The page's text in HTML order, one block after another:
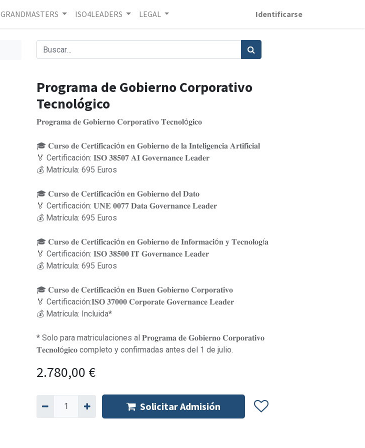
GRANDMASTERS ISO4LEADERS LEGAL Identificarse
Programa de Gobierno Corporativo
Tecnológico
𝐏𝐫𝐨𝐠𝐫𝐚𝐦𝐚 𝐝𝐞 𝐆𝐨𝐛𝐢𝐞𝐫𝐧𝐨 𝐂𝐨𝐫𝐩𝐨𝐫𝐚𝐭𝐢𝐯𝐨 𝐓𝐞𝐜𝐧𝐨𝐥ó𝐠𝐢𝐜𝐨
🎓 𝐂𝐮𝐫𝐬𝐨 𝐝𝐞 𝐂𝐞𝐫𝐭𝐢𝐟𝐢𝐜𝐚𝐜𝐢ó𝐧 𝐞𝐧 𝐆𝐨𝐛𝐢𝐞𝐫𝐧𝐨 𝐝𝐞 𝐥𝐚 𝐈𝐧𝐭𝐞𝐥𝐢𝐠𝐞𝐧𝐜𝐢𝐚 𝐀𝐫𝐭𝐢𝐟𝐢𝐜𝐢𝐚𝐥
🏅 Certificación: 𝐈𝐒𝐎 𝟑𝟖𝟓𝟎𝟕 𝐀𝐈 𝐆𝐨𝐯𝐞𝐫𝐧𝐚𝐧𝐜𝐞 𝐋𝐞𝐚𝐝𝐞𝐫
💰 Matrícula: 695 Euros
🎓 𝐂𝐮𝐫𝐬𝐨 𝐝𝐞 𝐂𝐞𝐫𝐭𝐢𝐟𝐢𝐜𝐚𝐜𝐢ó𝐧 𝐞𝐧 𝐆𝐨𝐛𝐢𝐞𝐫𝐧𝐨 𝐝𝐞𝐥 𝐃𝐚𝐭𝐨
🏅 Certificación: 𝐔𝐍𝐄 𝟎𝟎𝟕𝟕 𝐃𝐚𝐭𝐚 𝐆𝐨𝐯𝐞𝐫𝐧𝐚𝐧𝐜𝐞 𝐋𝐞𝐚𝐝𝐞𝐫
💰 Matrícula: 695 Euros
🎓 𝐂𝐮𝐫𝐬𝐨 𝐝𝐞 𝐂𝐞𝐫𝐭𝐢𝐟𝐢𝐜𝐚𝐜𝐢ó𝐧 𝐞𝐧 𝐆𝐨𝐛𝐢𝐞𝐫𝐧𝐨 𝐝𝐞 𝐈𝐧𝐟𝐨𝐫𝐦𝐚𝐜𝐢ó𝐧 𝐲 𝐓𝐞𝐜𝐧𝐨𝐥𝐨𝐠í𝐚
🏅 Certificación: 𝐈𝐒𝐎 𝟑𝟖𝟓𝟎𝟎 𝐈𝐓 𝐆𝐨𝐯𝐞𝐫𝐧𝐚𝐧𝐜𝐞 𝐋𝐞𝐚𝐝𝐞𝐫
💰 Matrícula: 695 Euros
🎓 𝐂𝐮𝐫𝐬𝐨 𝐝𝐞 𝐂𝐞𝐫𝐭𝐢𝐟𝐢𝐜𝐚𝐜𝐢ó𝐧 𝐞𝐧 𝐁𝐮𝐞𝐧 𝐆𝐨𝐛𝐢𝐞𝐫𝐧𝐨 𝐂𝐨𝐫𝐩𝐨𝐫𝐚𝐭𝐢𝐯𝐨
🏅 Certificación:𝐈𝐒𝐎 𝟑𝟕𝟎𝟎𝟎 𝐂𝐨𝐫𝐩𝐨𝐫𝐚𝐭𝐞 𝐆𝐨𝐯𝐞𝐫𝐧𝐚𝐧𝐜𝐞 𝐋𝐞𝐚𝐝𝐞𝐫
💰 Matrícula: Incluida*
* Solo para matriculaciones al 𝐏𝐫𝐨𝐠𝐫𝐚𝐦𝐚 𝐝𝐞 𝐆𝐨𝐛𝐢𝐞𝐫𝐧𝐨 𝐂𝐨𝐫𝐩𝐨𝐫𝐚𝐭𝐢𝐯𝐨
𝐓𝐞𝐜𝐧𝐨𝐥ó𝐠𝐢𝐜𝐨 completo y confirmadas antes del 1 de julio.
2.780,00 €
Solicitar Admisión